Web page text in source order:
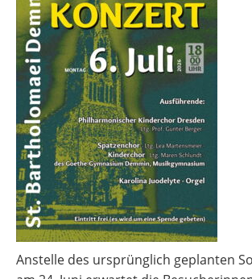
Anstelle des ursprünglich geplanten